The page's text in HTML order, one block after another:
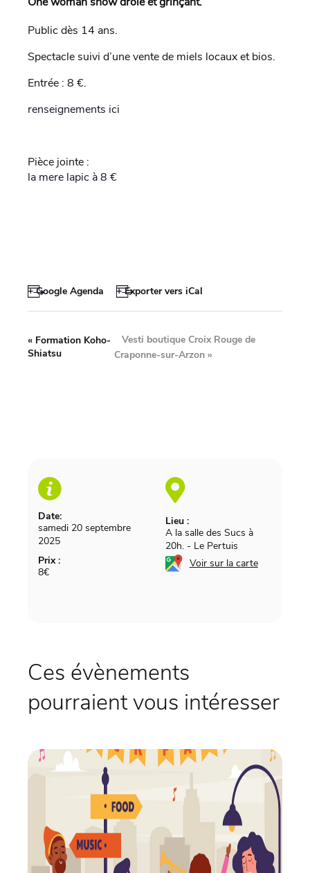
Public dès 14 ans.
Spectacle suivi d’une vente de miels locaux et bios.
Entrée : 8 €.
renseignements ici
Pièce jointe :
la mere lapic à 8 €
+ Google Agenda + Exporter vers iCal
Date:
samedi 20 septembre
2025
Prix :
8€
Lieu :
A la salle des Sucs à
20h. - Le Pertuis
Voir sur la carte
« Formation Koho-
Shiatsu
Vesti boutique Croix Rouge de
Craponne-sur-Arzon »
Ces évènements
pourraient vous intéresser